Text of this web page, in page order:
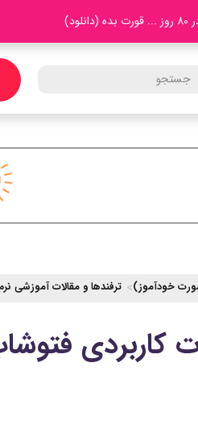
خودآموز) ترفندها و مقالات آموزشی
کاربردی